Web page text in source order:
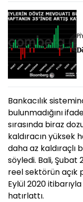
Bankacılık
bulunmadığını
sırasında biraz
kaldıracın yüksek
daha az kaldıraçlı
söyledi. Bali, Şubat
reel sektörün açık
Eylül 2020
hatırlattı.